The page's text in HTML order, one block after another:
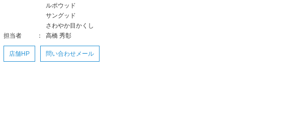
ルポウッド
サングッド
さわやか目かくし
担当者
： 高橋 秀彰
店舗HP 問い合わせメール